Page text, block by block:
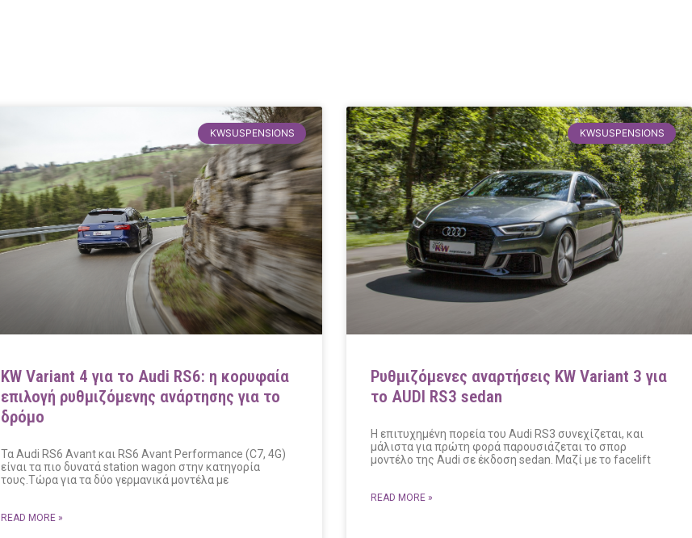
KWSUSPENSIONS
KW Variant 4 για το Audi RS6: η κορυφαία
επιλογή ρυθμιζόμενης ανάρτησης για το
δρόμο
Τα Audi RS6 Avant και RS6 Avant Performance (C7, 4G)
είναι τα πιο δυνατά station wagon στην κατηγορία
τους.Τώρα για τα δύο γερμανικά μοντέλα με
READ MORE »
KWSUSPENSIONS
Ρυθμιζόμενες αναρτήσεις KW Variant 3 για
το AUDI RS3 sedan
Η επιτυχημένη πορεία του Audi RS3 συνεχίζεται, και
μάλιστα για πρώτη φορά παρουσιάζεται το σπορ
μοντέλο της Audi σε έκδοση sedan. Μαζί με το facelift
READ MORE »